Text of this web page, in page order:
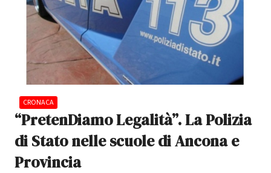
CRONACA
“PretenDiamo Legalità”. La Polizia
di Stato nelle scuole di Ancona e
Provincia